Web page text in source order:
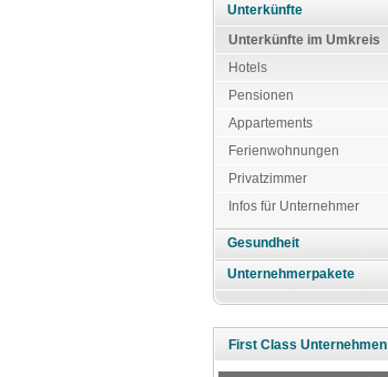
Unterkünfte
Unterkünfte im Umkreis
Hotels
Pensionen
Appartements
Ferienwohnungen
Privatzimmer
Infos für Unternehmer
Gesundheit
Unternehmerpakete
First Class Unternehmen